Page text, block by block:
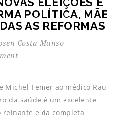
POLÍTICA, MÃE
AS REFORMAS
Costa Manso
Michel Temer ao médico Raul
da Saúde é um excelente
reinante e da completa